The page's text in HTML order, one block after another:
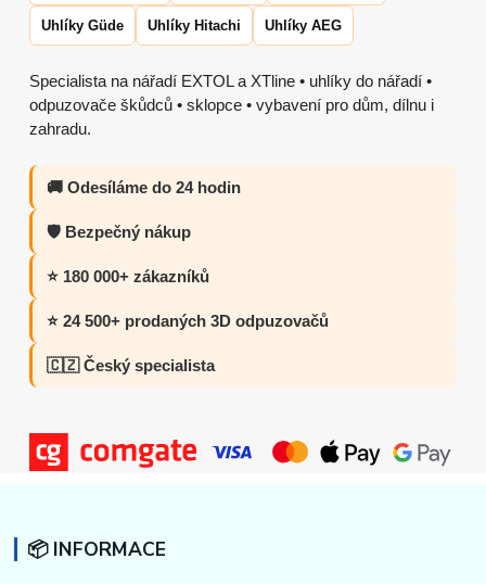
Uhlíky Güde Uhlíky Hitachi Uhlíky AEG
Specialista na nářadí EXTOL a XTline • uhlíky do nářadí •
odpuzovače škůdců • sklopce • vybavení pro dům, dílnu i
zahradu.
🚚 Odesíláme do 24 hodin
🛡️ Bezpečný nákup
⭐ 180 000+ zákazníků
⭐ 24 500+ prodaných 3D odpuzovačů
🇨🇿 Český specialista
📦 INFORMACE